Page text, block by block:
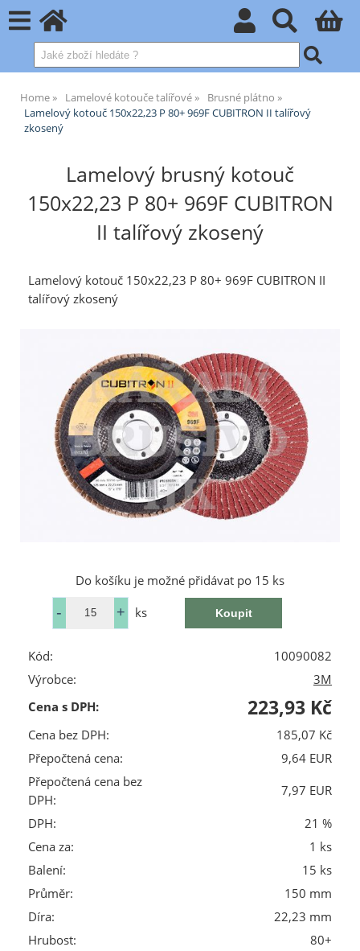
Home Lamelové kotouče talířové
Brusné plátno
Lamelový kotouč 150x22,23 P 80+ 969F CUBITRON II talířový
zkosený
Lamelový brusný kotouč
150x22,23 P 80+ 969F CUBITRON
II talířový zkosený
Lamelový kotouč 150x22,23 P 80+ 969F CUBITRON II
talířový zkosený
Do košíku je možné přidávat po 15 ks
ks
Kód:
10090082
Výrobce:
3M
Cena s DPH:
223,93 Kč
Cena bez DPH:
185,07 Kč
Přepočtená cena:
9,64 EUR
Přepočtená cena bez
DPH:
7,97 EUR
DPH:
21 %
Cena za:
1 ks
Balení:
15 ks
Průměr:
150 mm
Díra:
22,23 mm
Hrubost:
80+